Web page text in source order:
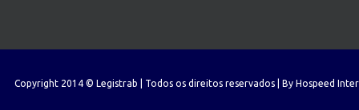
Copyright 2014 © Legistrab | Todos os direitos reservados | By Hospeed